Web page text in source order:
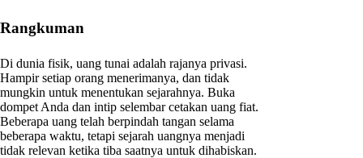
Rangkuman
Di dunia fisik, uang tunai adalah rajanya privasi.
Hampir setiap orang menerimanya, dan tidak
mungkin untuk menentukan sejarahnya. Buka
dompet Anda dan intip selembar cetakan uang fiat.
Beberapa uang telah berpindah tangan selama
beberapa waktu, tetapi sejarah uangnya menjadi
tidak relevan ketika tiba saatnya untuk dihabiskan.